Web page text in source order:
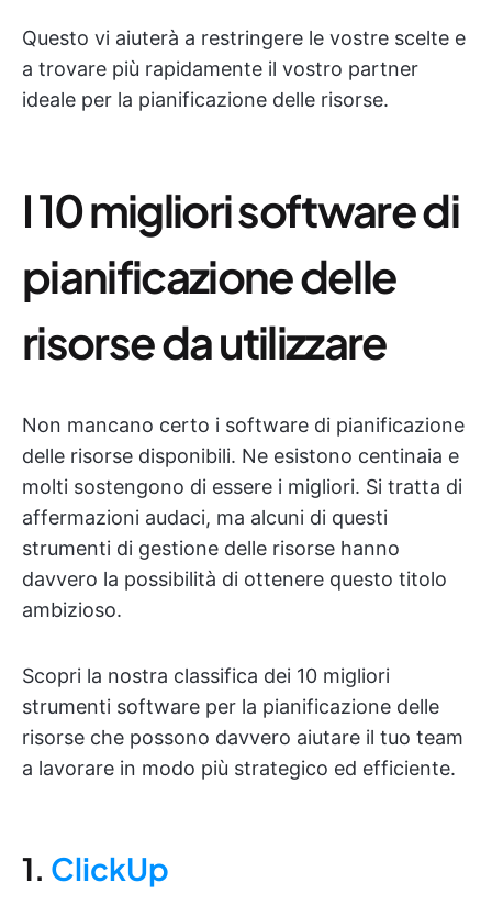
Questo vi aiuterà a restringere le vostre scelte e
a trovare più rapidamente il vostro partner
ideale per la pianificazione delle risorse.
I 10 migliori software di
pianificazione delle
risorse da utilizzare
Non mancano certo i software di pianificazione
delle risorse disponibili. Ne esistono centinaia e
molti sostengono di essere i migliori. Si tratta di
affermazioni audaci, ma alcuni di questi
strumenti di gestione delle risorse hanno
davvero la possibilità di ottenere questo titolo
ambizioso.
Scopri la nostra classifica dei 10 migliori
strumenti software per la pianificazione delle
risorse che possono davvero aiutare il tuo team
a lavorare in modo più strategico ed efficiente.
1. ClickUp